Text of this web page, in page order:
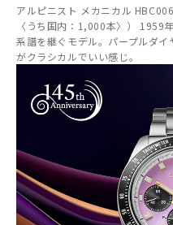
アルピニスト メカニカル
〈うち国内：1,000本〉） 1959
系譜を継ぐモデル。パープルダ
がクラシカルでいい感じ。